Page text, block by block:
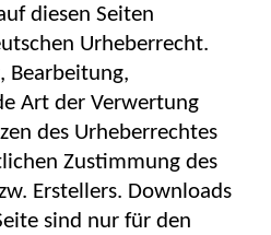
diesen Seiten
Urheberrecht.
Bearbeitung,
Art der Verwertung
des Urheberrechtes
Zustimmung des
Erstellers. Downloads
sind nur für den